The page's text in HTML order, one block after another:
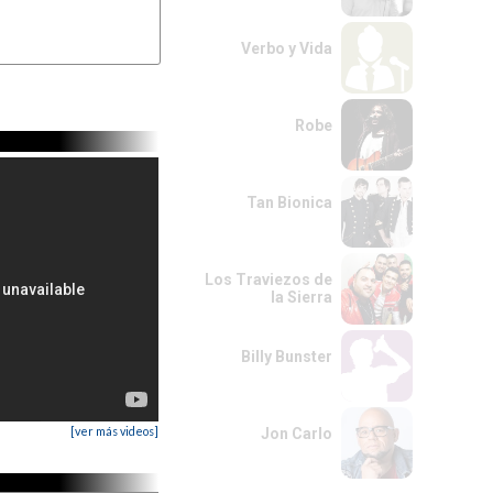
[ver más videos]
Verbo y Vida
Robe
Tan Bionica
Los Traviezos de
la Sierra
Billy Bunster
Jon Carlo